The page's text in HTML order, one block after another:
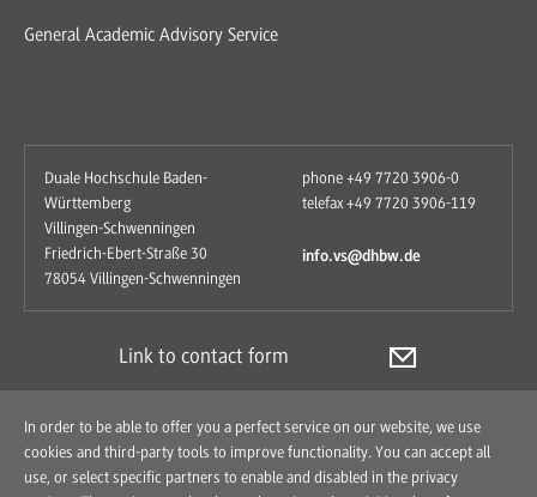
General Academic Advisory Service
Duale Hochschule Baden-
Württemberg
Villingen-Schwenningen
Friedrich-Ebert-Straße 30
78054 Villingen-Schwenningen
phone +49 7720 3906-0
telefax +49 7720 3906-119
info.vs@dhbw.de
Link to contact form
In order to be able to offer you a perfect service on our website, we use
cookies and third-party tools to improve functionality. You can accept all
use, or select specific partners to enable and disabled in the privacy